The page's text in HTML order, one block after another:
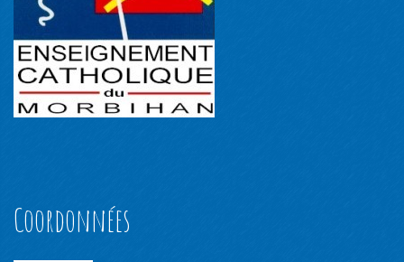
Coordonnées